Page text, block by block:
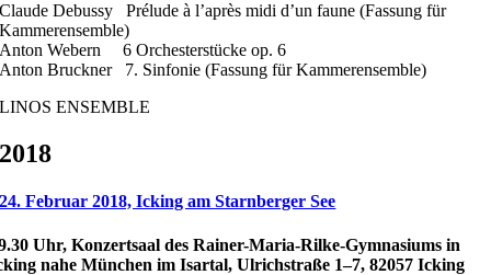
Claude Debussy Prélude à l’après midi d’un faune (Fassung für
Kammerensemble)
Anton Webern 6 Orchesterstücke op. 6
Anton Bruckner 7. Sinfonie (Fassung für Kammerensemble)
LINOS ENSEMBLE
2018
24. Februar 2018, Icking am Starnberger See
Uhr, Konzertsaal des Rainer-Maria-Rilke-Gymnasiums in
nahe München im Isartal, Ulrichstraße 1–7, 82057 Icking